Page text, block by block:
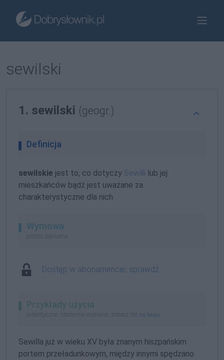
sewilski
1. sewilski (geogr.)
Definicja
sewilskie jest to, co dotyczy Sewilli lub jej
mieszkańców bądź jest uważane za
charakterystyczne dla nich
Wymowa
prosto zapisana
Dostęp w abonamencie, sprawdź
Przykłady użycia
autentyczne, starannie wybrane, zobacz też na blogu
Sewilla już w wieku XV była znanym hiszpańskim
portem przeładunkowym, między innymi spędzano